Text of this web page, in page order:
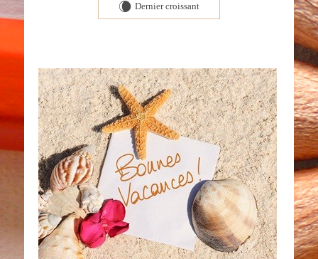
W Dernier croissant